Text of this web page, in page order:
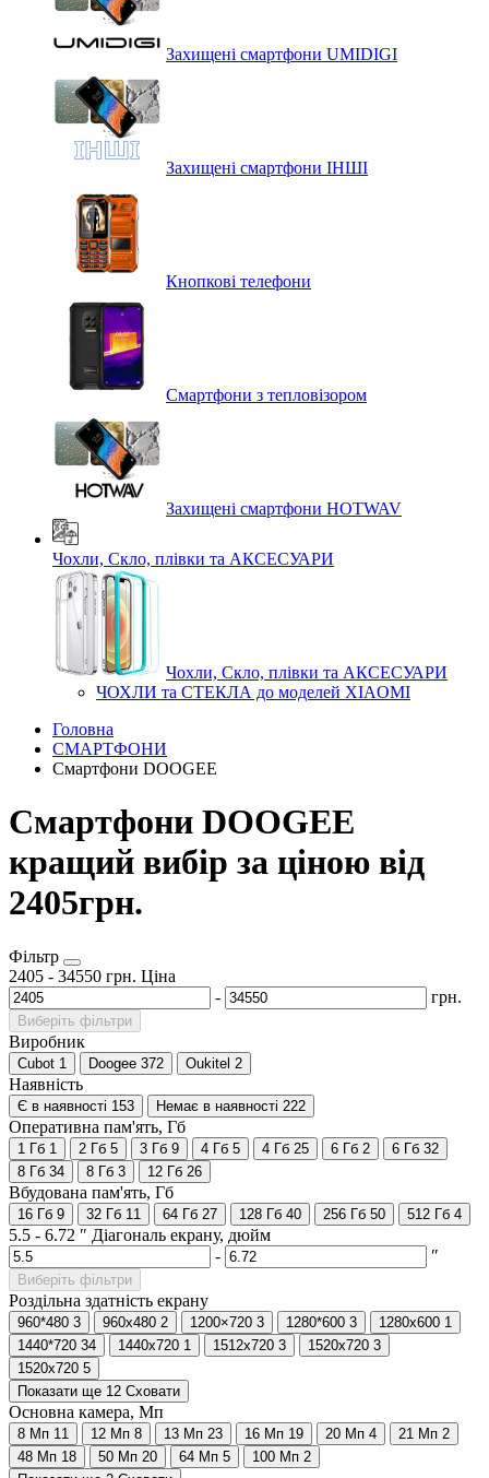
Захищені смартфони UMIDIGI
Захищені смартфони ІНШІ
Кнопкові телефони
Смартфони з тепловізором
Захищені смартфони HOTWAV
Чохли, Скло, плівки та АКСЕСУАРИ
Чохли, Скло, плівки та АКСЕСУАРИ
ЧОХЛИ та СТЕКЛА до моделей XIAOMI
Головна
СМАРТФОНИ
Смартфони DOOGEE
Смартфони DOOGEE
кращий вибір за ціною від
2405грн.
Фільтр
2405 - 34550 грн. Ціна
-
грн.
Виберіть фільтри
Виробник
Cubot 1 Doogee 372 Oukitel 2
Наявність
Є в наявності 153 Немає в наявності 222
Оперативна пам'ять, Гб
1 Гб 1 2 Гб 5 3 Гб 9 4 Гб 5 4 Гб 25 6 Гб 2 6 Гб 32
8 Гб 34 8 Гб 3 12 Гб 26
Вбудована пам'ять, Гб
16 Гб 9 32 Гб 11 64 Гб 27 128 Гб 40 256 Гб 50 512 Гб 4
5.5 - 6.72 ″ Діагональ екрану, дюйм
-
″
Виберіть фільтри
Роздільна здатність екрану
960*480 3 960x480 2 1200×720 3 1280*600 3 1280x600 1
1440*720 34 1440x720 1 1512x720 3 1520x720 3
1520х720 5
Показати ще 12 Сховати
Основна камера, Мп
8 Мп 11 12 Мп 8 13 Мп 23 16 Мп 19 20 Мп 4 21 Мп 2
48 Мп 18 50 Мп 20 64 Мп 5 100 Мп 2